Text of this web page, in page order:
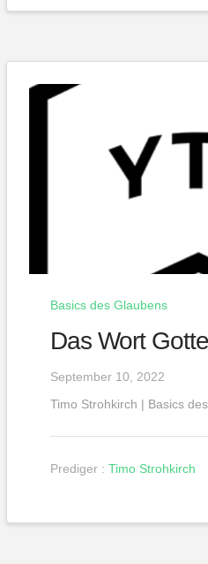
Basics des Glaubens
Das Wort
September 10, 2022
Timo Strohkirch | Basics
Prediger : Timo Strohkirch